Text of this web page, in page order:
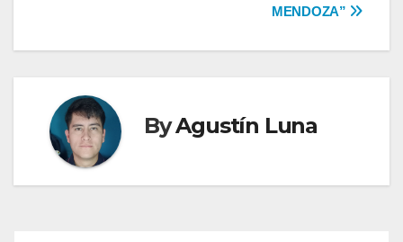
MENDOZA”
ByAgustín Luna